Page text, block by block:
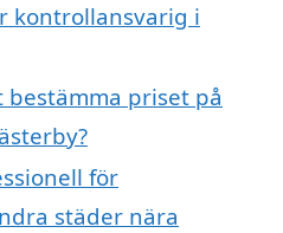
kontrollansvarig i
priset på
för
städer nära